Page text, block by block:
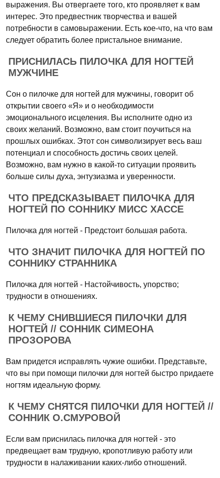
выражения. Вы отвергаете того, кто проявляет к вам
интерес. Это предвестник творчества и вашей
потребности в самовыражении. Есть кое-что, на что вам
следует обратить более пристальное внимание.
ПРИСНИЛАСЬ ПИЛОЧКА ДЛЯ НОГТЕЙ
МУЖЧИНЕ
Сон о пилочке для ногтей для мужчины, говорит об
открытии своего «Я» и о необходимости
эмоционального исцеления. Вы исполните одно из
своих желаний. Возможно, вам стоит поучиться на
прошлых ошибках. Этот сон символизирует весь ваш
потенциал и способность достичь своих целей.
Возможно, вам нужно в какой-то ситуации проявить
больше силы духа, энтузиазма и уверенности.
ЧТО ПРЕДСКАЗЫВАЕТ ПИЛОЧКА ДЛЯ
НОГТЕЙ ПО СОННИКУ МИСС ХАССЕ
Пилочка для ногтей - Предстоит большая работа.
ЧТО ЗНАЧИТ ПИЛОЧКА ДЛЯ НОГТЕЙ ПО
СОННИКУ СТРАННИКА
Пилочка для ногтей - Настойчивость, упорство;
трудности в отношениях.
К ЧЕМУ СНИВШИЕСЯ ПИЛОЧКИ ДЛЯ
НОГТЕЙ // СОННИК СИМЕОНА
ПРОЗОРОВА
Вам придется исправлять чужие ошибки. Представьте,
что вы при помощи пилочки для ногтей быстро придаете
ногтям идеальную форму.
К ЧЕМУ СНЯТСЯ ПИЛОЧКИ ДЛЯ НОГТЕЙ //
СОННИК О.СМУРОВОЙ
Если вам приснилась пилочка для ногтей - это
предвещает вам трудную, кропотливую работу или
трудности в налаживании каких-либо отношений.